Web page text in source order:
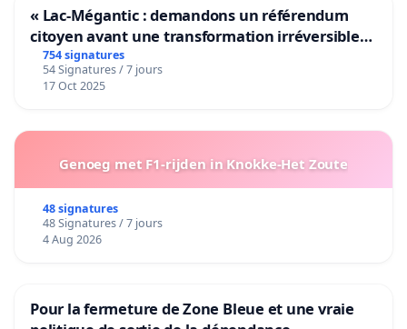
« Lac-Mégantic : demandons un référendum
citoyen avant une transformation irréversible
de notre territoire »
754 signatures
54 Signatures / 7 jours
17 Oct 2025
Genoeg met F1-rijden in Knokke-Het Zoute
48 signatures
48 Signatures / 7 jours
4 Aug 2026
Pour la fermeture de Zone Bleue et une vraie